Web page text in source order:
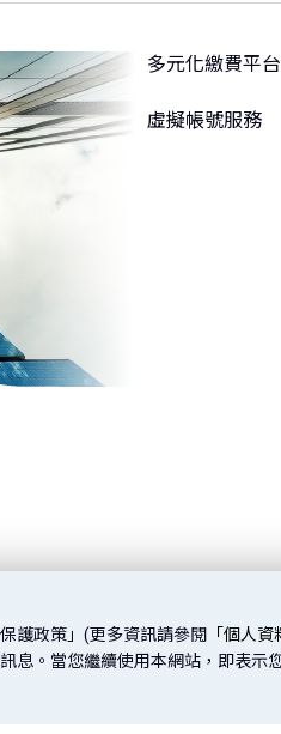
多元化繳費平台
虛擬帳號服務
護政策」(更多資訊請參閱
「個人
息。當您繼續使用本網站，即表示